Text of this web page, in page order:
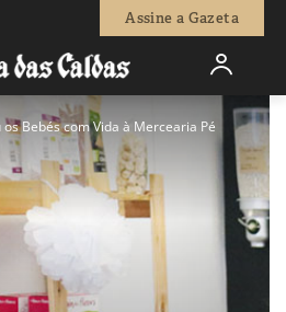
Assine a Gazeta
os Bebés com Vida à Mercearia Pé